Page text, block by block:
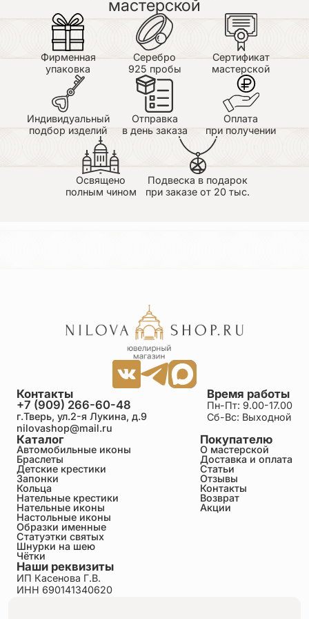
мастерской
Фирменная
упаковка
Серебро
925 пробы
Сертификат
мастерской
Индивидуальный
подбор изделий
Отправка
в день заказа
Оплата
при получении
Освящено
полным чином
Подвеска в подарок
при заказе от 20 тыс.
Каталог
Автомобильные иконы
Браслеты
Детские крестики
Запонки
Кольца
Нательные крестики
Нательные иконы
Настольные иконы
Образки именные
Статуэтки святых
Шнурки на шею
Чётки
Покупателю
О мастерской
Доставка и оплата
Статьи
Отзывы
Контакты
Возврат
Акции
Время работы
Пн-Пт: 9.00-17.00
Сб-Вс: Выходной
Контакты
+7 (909) 266-60-48
г.Тверь, ул.2-я Лукина, д.9
nilovashop@mail.ru
Наши реквизиты
ИП Касенова Г.В.
ИНН 690141340620